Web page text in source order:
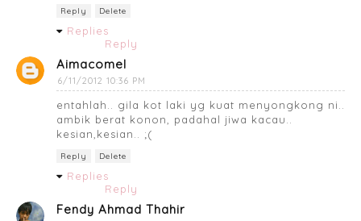
Reply Delete
Replies
Reply
Aimacomel
6/11/2012 10:36 PM
entahlah.. gila kot laki yg kuat menyongkong ni..
ambik berat konon, padahal jiwa kacau..
kesian,kesian.. ;(
Reply Delete
Replies
Reply
Fendy Ahmad Thahir